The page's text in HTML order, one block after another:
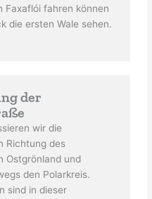
Faxaflói fahren können
die ersten Wale sehen.
der
wir die
Richtung des
Ostgrönland und
den Polarkreis.
sind in dieser